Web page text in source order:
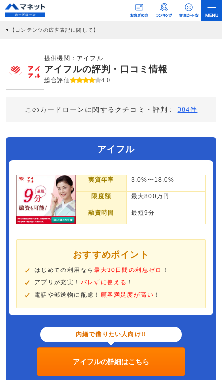
【コンテンツの広告表記に関して】
社に対して企業から紹介報酬が支払われるという収益モデルです。 ただし、特定の
商品を根拠なくPRするものではなく、当編集部の調査／ユーザーへの口コミ収集な
どに基づき、公平性を担保した情報提供を行っています。
>提携企業一覧
提供機関： アイフル
アイフルの評判・口コミ情報
総合評価 4.0
このカードローンに関するクチコミ・評判： 384件
アイフル
実質年率 3.0%〜18.0%
限度額 最大800万円
融資時間 最短9分
おすすめポイント
はじめての利用なら最大30日間の利息ゼロ
！
アプリが充実！ バレずに使える ！
電話や郵送物に配慮！ 顧客満足度が高い ！
内緒で借りたい人向け!!
アイフルの詳細はこちら